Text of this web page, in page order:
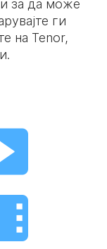
за да може
ги
на Tenor,